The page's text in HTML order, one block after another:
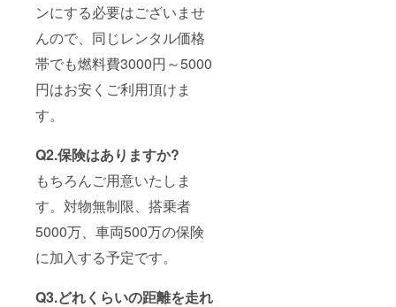
ンにする必要はございませ
んので、同じレンタル価格
帯でも燃料費3000円～5000
円はお安くご利用頂けま
す。
Q2.保険はありますか?
もちろんご用意いたしま
す。対物無制限、搭乗者
5000万、車両500万の保険
に加入する予定です。
Q3.どれくらいの距離を走れ